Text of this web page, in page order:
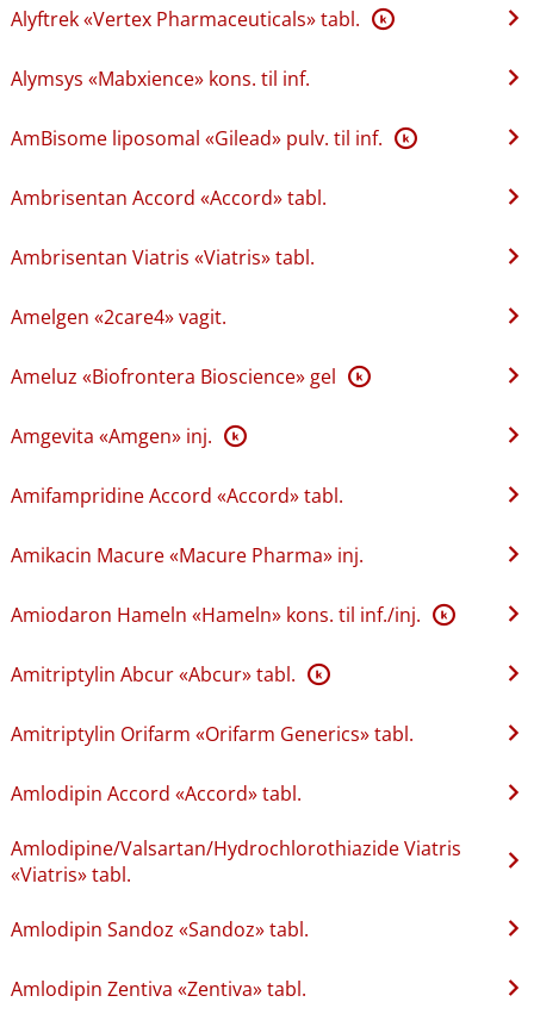
Alyftrek «Vertex Pharmaceuticals» tabl. K
Alymsys «Mabxience» kons. til inf.
AmBisome liposomal «Gilead» pulv. til inf. K
Ambrisentan Accord «Accord» tabl.
Ambrisentan Viatris «Viatris» tabl.
Amelgen «2care4» vagit.
Ameluz «Biofrontera Bioscience» gel K
Amgevita «Amgen» inj. K
Amifampridine Accord «Accord» tabl.
Amikacin Macure «Macure Pharma» inj.
Amiodaron Hameln «Hameln» kons. til inf.​/​inj. K
Amitriptylin Abcur «Abcur» tabl. K
Amitriptylin Orifarm «Orifarm Generics» tabl.
Amlodipin Accord «Accord» tabl.
Amlodipine​/​Valsartan​/​Hydrochlorothiazide Viatris
«Viatris» tabl.
Amlodipin Sandoz «Sandoz» tabl.
Amlodipin Zentiva «Zentiva» tabl.